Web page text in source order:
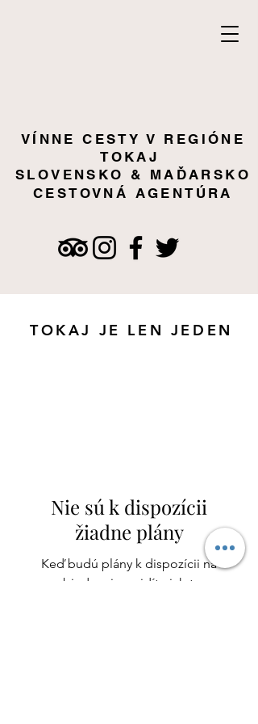
VÍNNE CESTY V REGIÓNE
TOKAJ
SLOVENSKO & MAĎARSKO
CESTOVNÁ AGENTÚRA
TOKAJ JE LEN JEDEN
Nie sú k dispozícii
žiadne plány
Keď budú plány k dispozícii na
objednanie, uvidíte ich tu.